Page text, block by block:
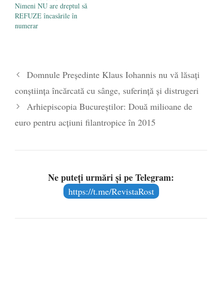
Nimeni NU are dreptul să
REFUZE încasările în
numerar
Domnule Preşedinte Klaus Iohannis nu vă lăsaţi
conştiinţa încărcată cu sânge, suferinţă şi distrugeri
Arhiepiscopia Bucureștilor: Două milioane de
euro pentru acțiuni filantropice în 2015
Ne puteți urmări și pe Telegram:
https://t.me/RevistaRost